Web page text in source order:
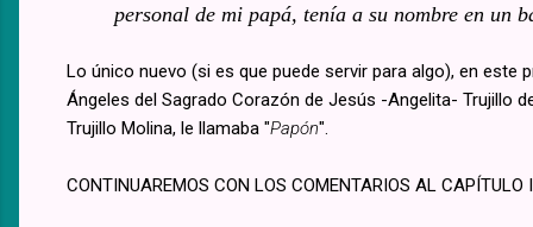
personal de mi papá, tenía a su nombre en un
Lo único nuevo (si es que puede servir para algo), en este
Ángeles del Sagrado Corazón de Jesús -Angelita- Trujillo
Trujillo Molina, le llamaba "Papón".
CONTINUAREMOS CON LOS COMENTARIOS AL CAPÍTULO